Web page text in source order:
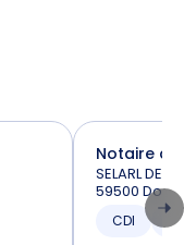
Notaire
SELARL
59500 Douai
CDI